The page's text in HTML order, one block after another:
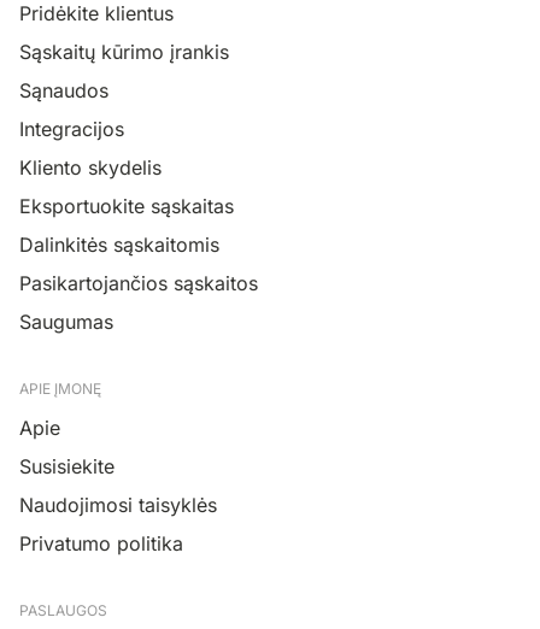
Pridėkite klientus
Sąskaitų kūrimo įrankis
Sąnaudos
Integracijos
Kliento skydelis
Eksportuokite sąskaitas
Dalinkitės sąskaitomis
Pasikartojančios sąskaitos
Saugumas
APIE ĮMONĘ
Apie
Susisiekite
Naudojimosi taisyklės
Privatumo politika
PASLAUGOS